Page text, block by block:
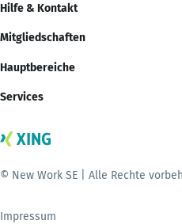
Hilfe & Kontakt
Mitgliedschaften
Hauptbereiche
Services
© New Work SE | Alle Rechte
Impressum